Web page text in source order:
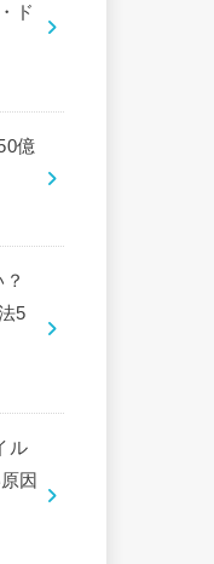
ド
億
5
ル
因